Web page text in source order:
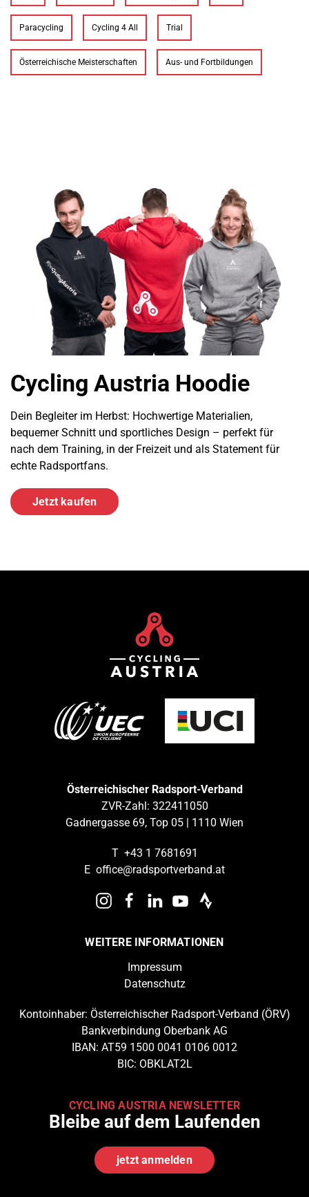
Paracycling Cycling 4 All Trial
Österreichische Meisterschaften Aus- und Fortbildungen
Cycling Austria Hoodie
Dein Begleiter im Herbst: Hochwertige Materialien,
bequemer Schnitt und sportliches Design – perfekt für
nach dem Training, in der Freizeit und als Statement für
echte Radsportfans.
Jetzt kaufen
Österreichischer Radsport-Verband
ZVR-Zahl: 322411050
Gadnergasse 69, Top 05 | 1110 Wien
T +43 1 7681691
E office@radsportverband.at
WEITERE INFORMATIONEN
Impressum
Datenschutz
Kontoinhaber: Österreichischer Radsport-Verband (ÖRV)
Bankverbindung Oberbank AG
IBAN: AT59 1500 0041 0106 0012
BIC: OBKLAT2L
CYCLING AUSTRIA NEWSLETTER
Bleibe auf dem Laufenden
jetzt anmelden